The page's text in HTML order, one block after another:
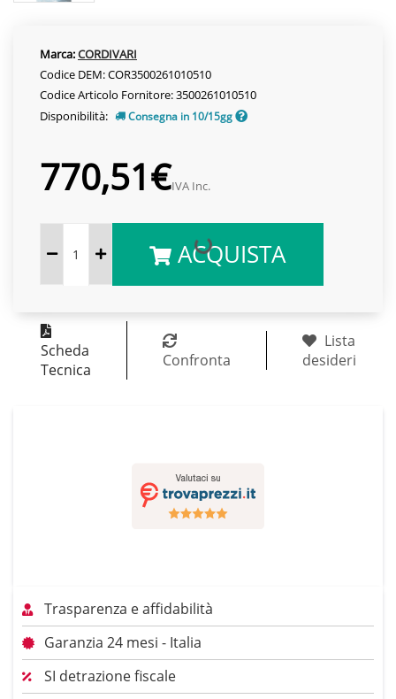
Marca:CORDIVARI
Codice DEM: COR3500261010510
Codice Articolo Fornitore: 3500261010510
Disponibilità:
Consegna in 10/15gg
770,51€IVA Inc.
ACQUISTA
Scheda
Tecnica
Confronta
Lista
desideri
Trasparenza e affidabilità
Garanzia 24 mesi - Italia
SI detrazione fiscale